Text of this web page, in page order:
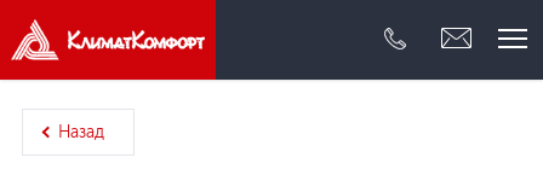
Внутренний инжиниринг
Назад